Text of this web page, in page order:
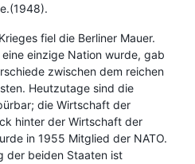
fiel die Berliner Mauer.
einzige Nation wurde, gab
zwischen dem reichen
Heutzutage sind die
die Wirtschaft der
hinter der Wirtschaft der
in 1955 Mitglied der NATO.
der beiden Staaten ist